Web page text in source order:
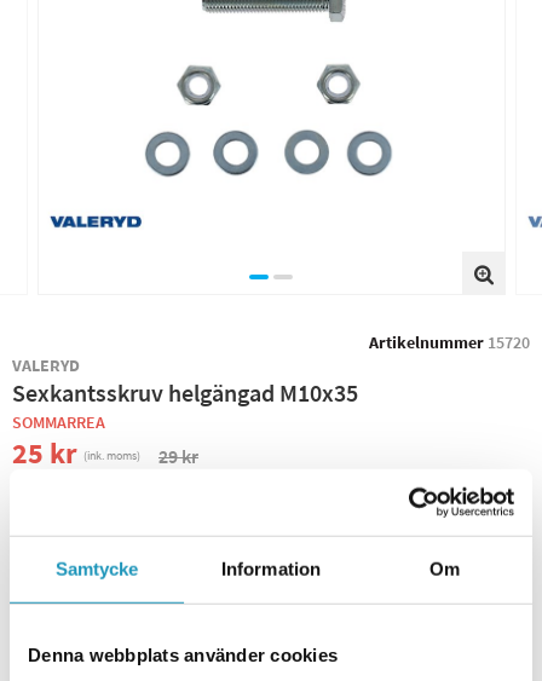
Samtycke Information Om
Denna webbplats använder cookies
Artikelnummer 15720
VALERYD
Sexkantsskruv helgängad M10x35
SOMMARREA
25 kr (ink. moms) 29 kr
+ LÄGG I KUNDVAGN